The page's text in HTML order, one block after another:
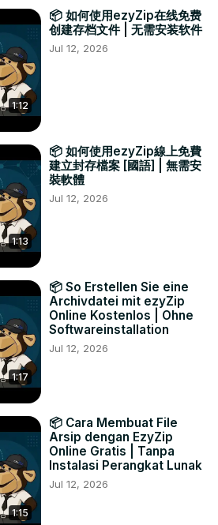
1:12
📦 如何使用ezyZip在线免费
创建存档文件 | 无需安装软件
Jul 12, 2026
1:13
📦 如何使用ezyZip線上免費
建立封存檔案 [國語] | 無需安
裝軟體
Jul 12, 2026
1:17
📦 So Erstellen Sie eine
Archivdatei mit ezyZip
Online Kostenlos | Ohne
Softwareinstallation
Jul 12, 2026
1:15
📦 Cara Membuat File
Arsip dengan EzyZip
Online Gratis | Tanpa
Instalasi Perangkat Lunak
Jul 12, 2026